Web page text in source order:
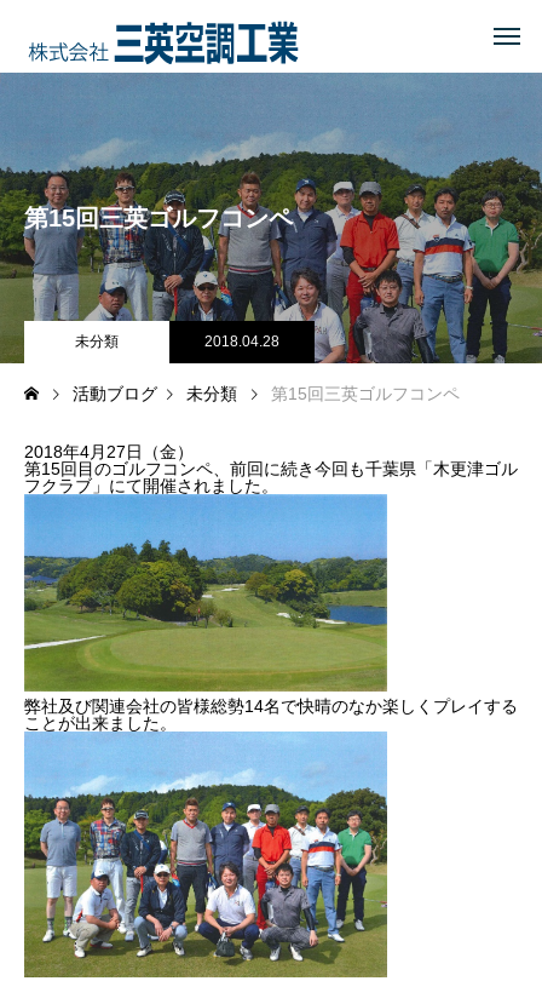
COMPANY 会社を知る
事業内容
会社概要・沿革・所在地
経営理念
ブログ
CSR 地域に貢献する
健康経営
SDGs認証
よこはまグッドバランス企業
RECRUIT
募集概要
よくある質問
第15回三英ゴルフコンペ
未分類 2018.04.28
活動ブログ 未分類 第15回三英ゴルフコンペ
2018年4月27日（金）
第15回目のゴルフコンペ、前回に続き今回も千葉県「木更津ゴル
フクラブ」にて開催されました。
弊社及び関連会社の皆様総勢14名で快晴のなか楽しくプレイする
ことが出来ました。